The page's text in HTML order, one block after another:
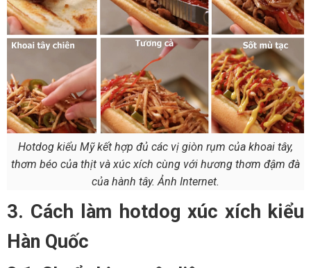
Hotdog kiểu Mỹ kết hợp đủ các vị giòn rụm của khoai tây,
thơm béo của thịt và xúc xích cùng với hương thơm đậm đà
của hành tây. Ảnh Internet.
3. Cách làm hotdog xúc xích kiểu
Hàn Quốc